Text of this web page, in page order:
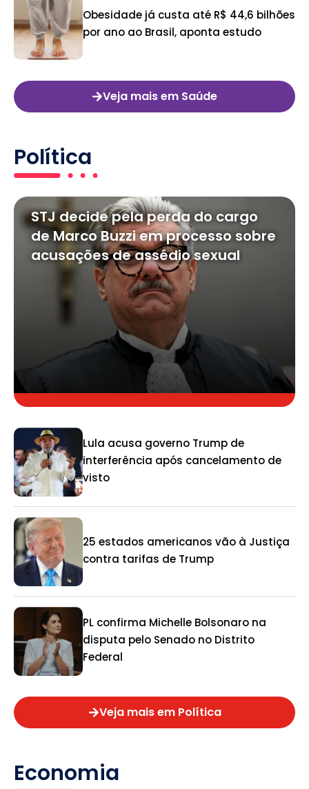
Obesidade já custa até R$ 44,6 bilhões
por ano ao Brasil, aponta estudo
Veja mais em Saúde
Política
STJ decide pela perda do cargo
de Marco Buzzi em processo sobre
acusações de assédio sexual
Lula acusa governo Trump de
interferência após cancelamento de
visto
25 estados americanos vão à Justiça
contra tarifas de Trump
PL confirma Michelle Bolsonaro na
disputa pelo Senado no Distrito
Federal
Veja mais em Política
Economia